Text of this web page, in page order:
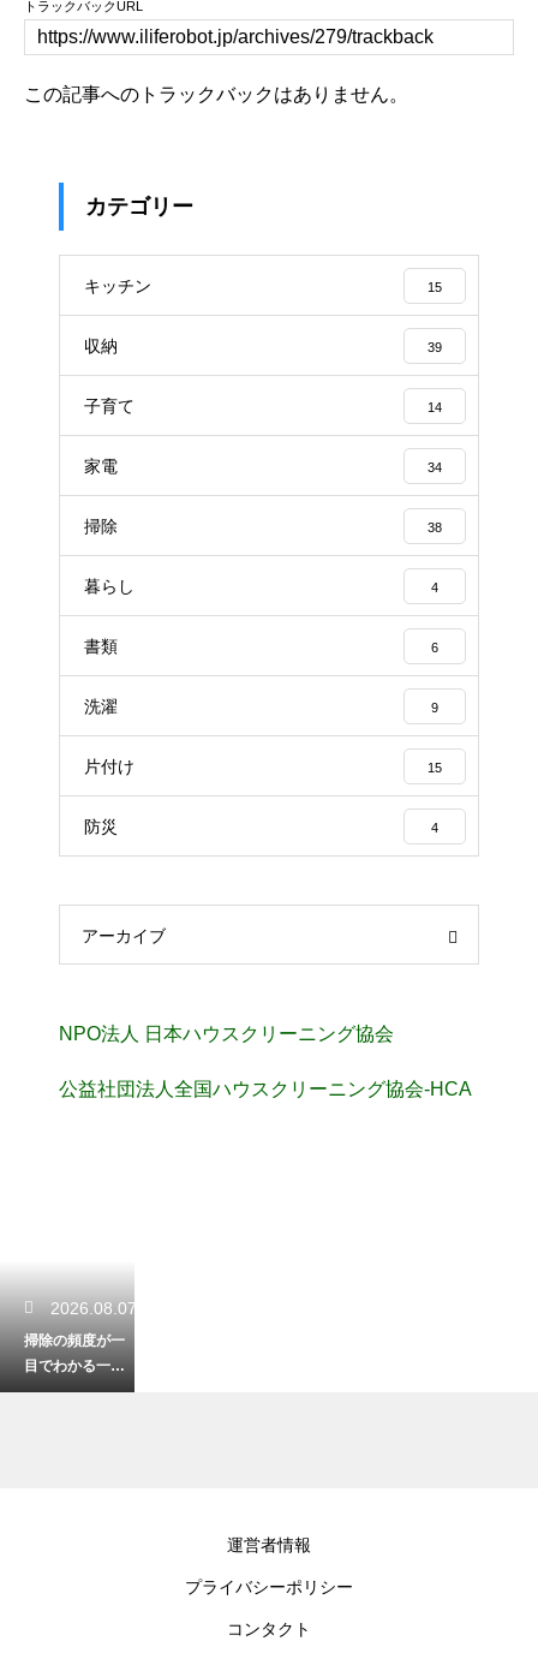
トラックバックURL
この記事へのトラックバックはありません。
カテゴリー
キッチン 15
収納 39
子育て 14
家電 34
掃除 38
暮らし 4
書類 6
洗濯 9
片付け 15
防災 4
アーカイブ
NPO法人 日本ハウスクリーニング協会
公益社団法人全国ハウスクリーニング協会-HCA
2026.08.07
掃除の頻度が一
目でわかる一
覧！無理なく清
運営者情報
プライバシーポリシー
コンタクト